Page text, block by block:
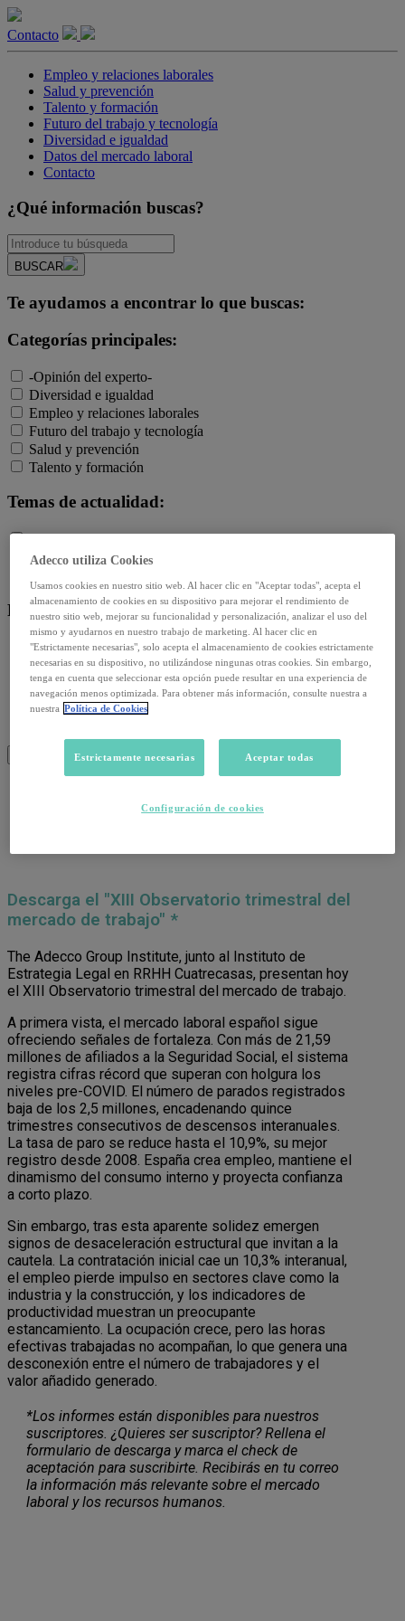
Contacto
Empleo y relaciones laborales
Salud y prevención
Talento y formación
Futuro del trabajo y tecnología
Diversidad e igualdad
Datos del mercado laboral
Contacto
¿Qué información buscas?
BUSCAR
Te ayudamos a encontrar lo que buscas:
Categorías principales:
-Opinión del experto-
Diversidad e igualdad
Empleo y relaciones laborales
Futuro del trabajo y tecnología
Salud y prevención
Talento y formación
Temas de actualidad:
Reformas laborales
Reskilling y upskilling
Recursos:
Artículos
Infografías
Informes
Podcast
Video
Webinar
Descarga el "XIII Observatorio trimestral del
mercado de trabajo" *
The Adecco Group Institute, junto al Instituto de
Estrategia Legal en RRHH Cuatrecasas, presentan hoy
el XIII Observatorio trimestral del mercado de trabajo.
A primera vista, el mercado laboral español sigue
ofreciendo señales de fortaleza. Con más de 21,59
millones de afiliados a la Seguridad Social, el sistema
registra cifras récord que superan con holgura los
niveles pre-COVID. El número de parados registrados
baja de los 2,5 millones, encadenando quince
trimestres consecutivos de descensos interanuales.
La tasa de paro se reduce hasta el 10,9%, su mejor
registro desde 2008. España crea empleo, mantiene el
dinamismo del consumo interno y proyecta confianza
a corto plazo.
Sin embargo, tras esta aparente solidez emergen
signos de desaceleración estructural que invitan a la
cautela. La contratación inicial cae un 10,3% interanual,
el empleo pierde impulso en sectores clave como la
industria y la construcción, y los indicadores de
productividad muestran un preocupante
estancamiento. La ocupación crece, pero las horas
efectivas trabajadas no acompañan, lo que genera una
desconexión entre el número de trabajadores y el
valor añadido generado.
*Los informes están disponibles para nuestros
suscriptores. ¿Quieres ser suscriptor? Rellena el
formulario de descarga y marca el check de
aceptación para suscribirte. Recibirás en tu correo
la información más relevante sobre el mercado
laboral y los recursos humanos.
Adecco utiliza Cookies
Usamos cookies en nuestro sitio web. Al hacer clic en "Aceptar todas", acepta el
almacenamiento de cookies en su dispositivo para mejorar el rendimiento de
nuestro sitio web, mejorar su funcionalidad y personalización, analizar el uso del
mismo y ayudarnos en nuestro trabajo de marketing. Al hacer clic en
"Estrictamente necesarias", solo acepta el almacenamiento de cookies estrictamente
necesarias en su dispositivo, no utilizándose ningunas otras cookies. Sin embargo,
tenga en cuenta que seleccionar esta opción puede resultar en una experiencia de
navegación menos optimizada. Para obtener más información, consulte nuestra a
nuestra Política de Cookies
Estrictamente necesarias Aceptar todas
Configuración de cookies